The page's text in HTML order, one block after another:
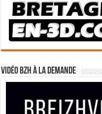
Vidéo BZH à la demande